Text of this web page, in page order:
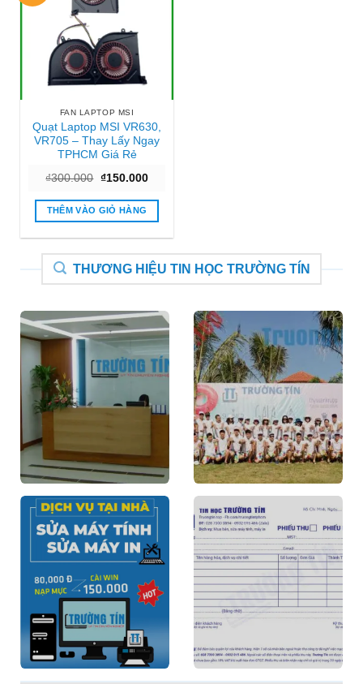
FAN LAPTOP MSI
Quạt Laptop MSI VR630,
VR705 – Thay Lấy Ngay
TPHCM Giá Rẻ
₫300.000 Giá
là:
₫300.000.
₫150.000Giá
tại
₫150.000.
THÊM VÀO GIỎ HÀNG
THƯƠNG HIỆU TIN HỌC TRƯỜNG TÍN